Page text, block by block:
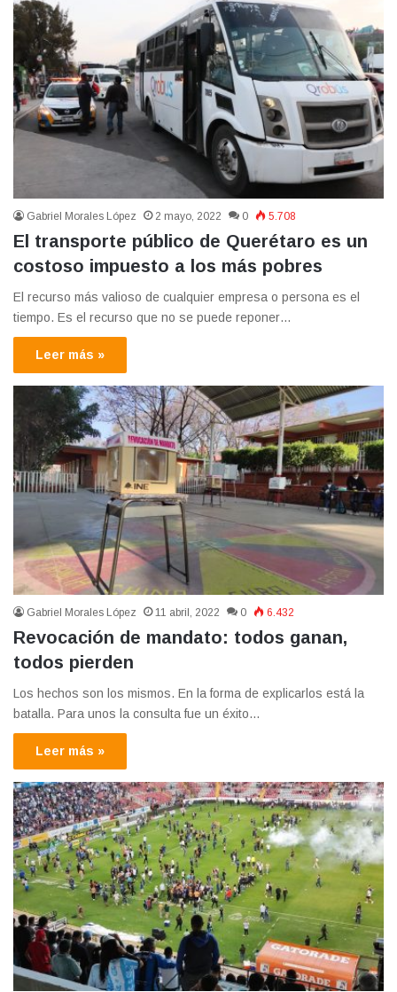
Gabriel Morales López 2 mayo, 2022 0 5.708
El transporte público de Querétaro es un
costoso impuesto a los más pobres
El recurso más valioso de cualquier empresa o persona es el
tiempo. Es el recurso que no se puede reponer…
Leer más »
Gabriel Morales López 11 abril, 2022 0 6.432
Revocación de mandato: todos ganan,
todos pierden
Los hechos son los mismos. En la forma de explicarlos está la
batalla. Para unos la consulta fue un éxito…
Leer más »